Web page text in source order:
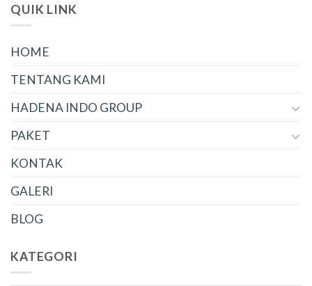
QUIK LINK
HOME
TENTANG KAMI
HADENA INDO GROUP
PAKET
KONTAK
GALERI
BLOG
KATEGORI